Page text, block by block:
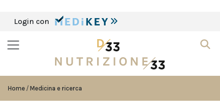
Login con
Home Medicina e ricerca